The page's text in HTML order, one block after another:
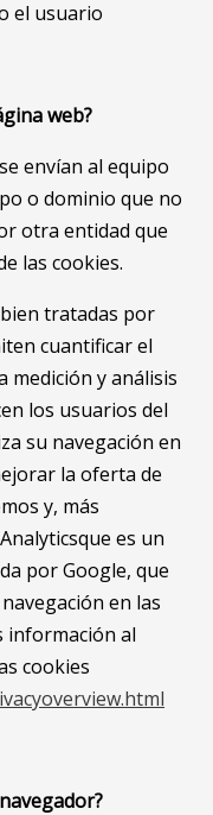
el usuario
web?
envían al equipo
o dominio que no
otra entidad que
las cookies.
tratadas por
cuantificar el
medición y análisis
los usuarios del
su navegación en
la oferta de
y, más
es un
por Google, que
en las
información al
cookies